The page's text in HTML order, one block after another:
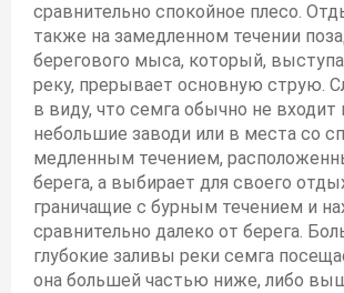
сравнительно спокойное плесо.
также на замедленном течении
берегового мыса, который,
реку, прерывает основную струю.
в виду, что семга обычно не входит
небольшие заводи или в места со
медленным течением,
берега, а выбирает для своего
граничащие с бурным течением и
сравнительно далеко от берега.
глубокие заливы реки семга
она большей частью ниже, либо